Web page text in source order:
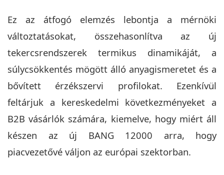
Ez az átfogó elemzés lebontja a mérnöki
változtatásokat, összehasonlítva az új
tekercsrendszerek termikus dinamikáját, a
súlycsökkentés mögött álló anyagismeretet és a
bővített érzékszervi profilokat. Ezenkívül
feltárjuk a kereskedelmi következményeket a
B2B vásárlók számára, kiemelve, hogy miért áll
készen az új BANG 12000 arra, hogy
piacvezetővé váljon az európai szektorban.